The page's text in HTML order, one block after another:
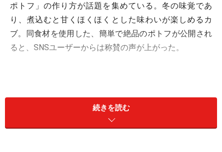
ポトフ」の作り方が話題を集めている。冬の味覚であ
り、煮込むと甘くほくほくとした味わいが楽しめるカ
ブ。同食材を使用した、簡単で絶品のポトフが公開され
ると、SNSユーザーからは称賛の声が上がった。
るごとカブポトフ」
続きを読む